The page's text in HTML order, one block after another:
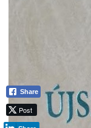
Share
Post